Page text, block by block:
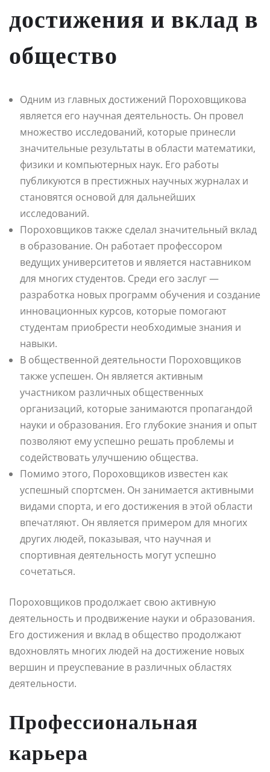
достижения и вклад в
общество
Одним из главных достижений Пороховщикова
является его научная деятельность. Он провел
множество исследований, которые принесли
значительные результаты в области математики,
физики и компьютерных наук. Его работы
публикуются в престижных научных журналах и
становятся основой для дальнейших
исследований.
Пороховщиков также сделал значительный вклад
в образование. Он работает профессором
ведущих университетов и является наставником
для многих студентов. Среди его заслуг —
разработка новых программ обучения и создание
инновационных курсов, которые помогают
студентам приобрести необходимые знания и
навыки.
В общественной деятельности Пороховщиков
также успешен. Он является активным
участником различных общественных
организаций, которые занимаются пропагандой
науки и образования. Его глубокие знания и опыт
позволяют ему успешно решать проблемы и
содействовать улучшению общества.
Помимо этого, Пороховщиков известен как
успешный спортсмен. Он занимается активными
видами спорта, и его достижения в этой области
впечатляют. Он является примером для многих
других людей, показывая, что научная и
спортивная деятельность могут успешно
сочетаться.
Пороховщиков продолжает свою активную
деятельность и продвижение науки и образования.
Его достижения и вклад в общество продолжают
вдохновлять многих людей на достижение новых
вершин и преуспевание в различных областях
деятельности.
Профессиональная
карьера